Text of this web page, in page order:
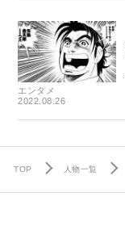
エンタメ
2022.08.26
TOP 人物一覧